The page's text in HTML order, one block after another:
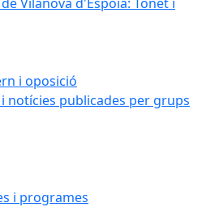
i oposició
notícies publicades per grups
i programes